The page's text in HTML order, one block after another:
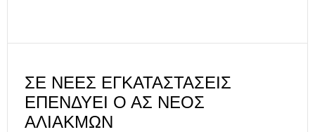
ΣΕ ΝΈΕΣ ΕΓΚΑΤΑΣΤΆΣΕΙΣ
ΕΠΕΝΔΎΕΙ Ο ΑΣ ΝΕΟΣ
ΑΛΙΑΚΜΩΝ